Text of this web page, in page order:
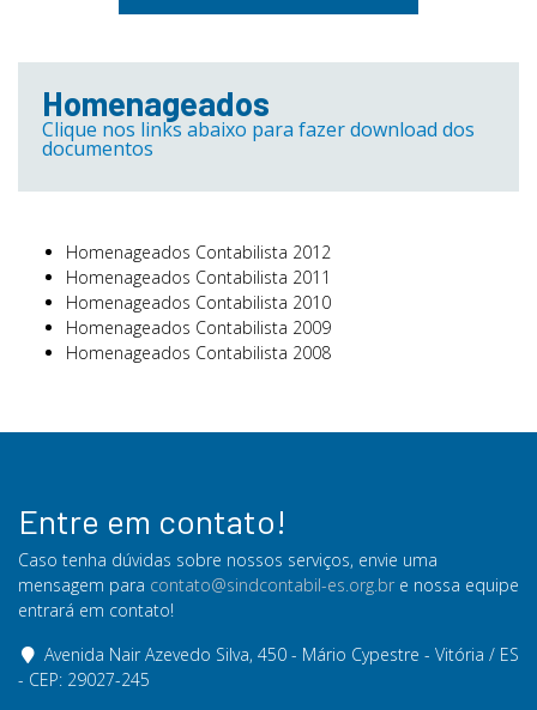
Homenageados
Clique nos links abaixo para fazer download dos
documentos
Homenageados Contabilista 2012
Homenageados Contabilista 2011
Homenageados Contabilista 2010
Homenageados Contabilista 2009
Homenageados Contabilista 2008
Entre em contato!
Caso tenha dúvidas sobre nossos serviços, envie uma
mensagem para contato@sindcontabil-es.org.br e nossa equipe
entrará em contato!
Avenida Nair Azevedo Silva, 450 - Mário Cypestre - Vitória / ES
- CEP: 29027-245